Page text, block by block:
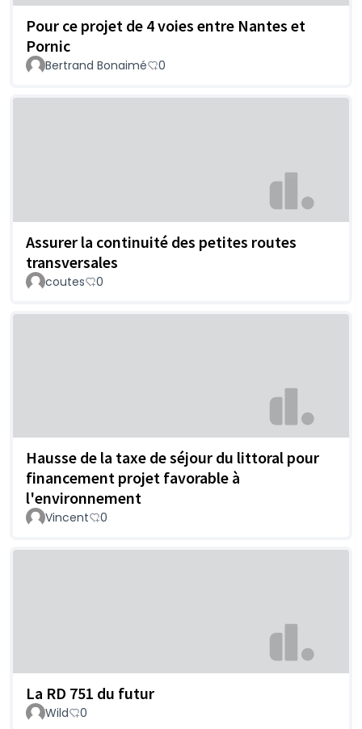
Pour ce projet de 4 voies entre Nantes et
Pornic
Bertrand Bonaimé 0
Assurer la continuité des petites routes
transversales
coutes 0
Hausse de la taxe de séjour du littoral pour
financement projet favorable à
l'environnement
Vincent 0
La RD 751 du futur
Wild 0